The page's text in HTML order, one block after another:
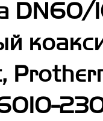
DN60/